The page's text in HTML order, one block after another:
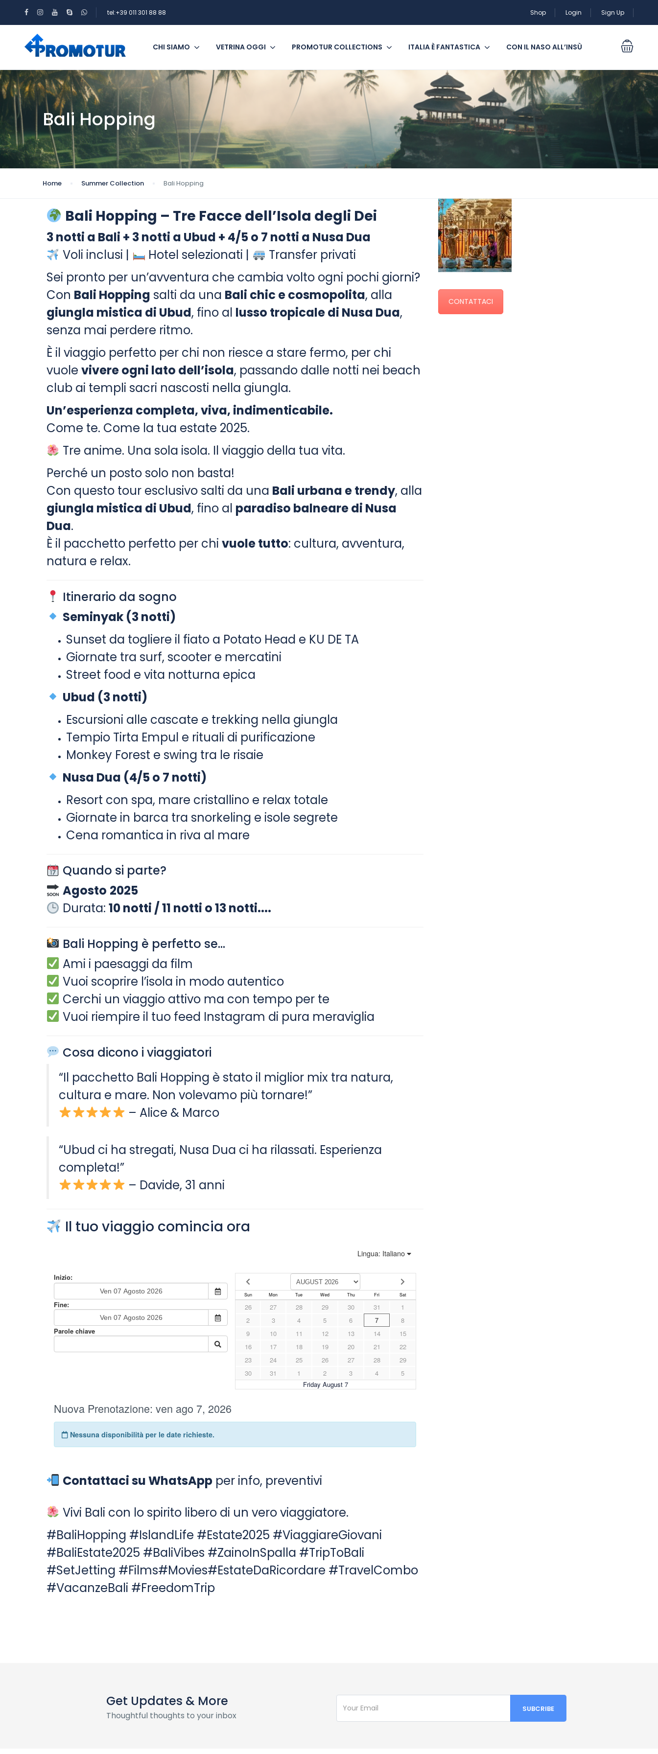
tel:+39 011 301 88 88 Shop Login Sign Up
CHI SIAMO VETRINA OGGI PROMOTUR COLLECTIONS ITALIA È FANTASTICA CON IL NASO ALL’INSÙ
Bali Hopping
Home Summer Collection Bali Hopping
Bali Hopping – Tre Facce dell’Isola degli Dei
3 notti a Bali + 3 notti a Ubud + 4/5 o 7 notti a Nusa Dua
Voli inclusi |
Hotel selezionati |
Transfer privati
Sei pronto per un’avventura che cambia volto ogni pochi giorni?
Con Bali Hopping salti da una Bali chic e cosmopolita, alla
giungla mistica di Ubud, fino al lusso tropicale di Nusa Dua,
senza mai perdere ritmo.
È il viaggio perfetto per chi non riesce a stare fermo, per chi
vuole vivere ogni lato dell’isola, passando dalle notti nei beach
club ai templi sacri nascosti nella giungla.
Un’esperienza completa, viva, indimenticabile.
Come te. Come la tua estate 2025.
Tre anime. Una sola isola. Il viaggio della tua vita.
Perché un posto solo non basta!
Con questo tour esclusivo salti da una Bali urbana e trendy, alla
giungla mistica di Ubud, fino al paradiso balneare di Nusa
Dua.
È il pacchetto perfetto per chi vuole tutto: cultura, avventura,
natura e relax.
Itinerario da sogno
Seminyak (3 notti)
Sunset da togliere il fiato a Potato Head e KU DE TA
Giornate tra surf, scooter e mercatini
Street food e vita notturna epica
Ubud (3 notti)
Escursioni alle cascate e trekking nella giungla
Tempio Tirta Empul e rituali di purificazione
Monkey Forest e swing tra le risaie
Nusa Dua (4/5 o 7 notti)
Resort con spa, mare cristallino e relax totale
Giornate in barca tra snorkeling e isole segrete
Cena romantica in riva al mare
Quando si parte?
Agosto 2025
Durata: 10 notti / 11 notti o 13 notti....
Bali Hopping è perfetto se...
Ami i paesaggi da film
Vuoi scoprire l’isola in modo autentico
Cerchi un viaggio attivo ma con tempo per te
Vuoi riempire il tuo feed Instagram di pura meraviglia
Cosa dicono i viaggiatori
“Il pacchetto Bali Hopping è stato il miglior mix tra natura,
cultura e mare. Non volevamo più tornare!”
– Alice & Marco
“Ubud ci ha stregati, Nusa Dua ci ha rilassati. Esperienza
completa!”
– Davide, 31 anni
Il tuo viaggio comincia ora
Contattaci su WhatsAppper info, preventivi
Vivi Bali con lo spirito libero di un vero viaggiatore.
#BaliHopping #IslandLife #Estate2025 #ViaggiareGiovani
#BaliEstate2025 #BaliVibes #ZainoInSpalla #TripToBali
#SetJetting #Films#Movies#EstateDaRicordare #TravelCombo
#VacanzeBali #FreedomTrip
CONTATTACI
Get Updates & More
Thoughtful thoughts to your inbox